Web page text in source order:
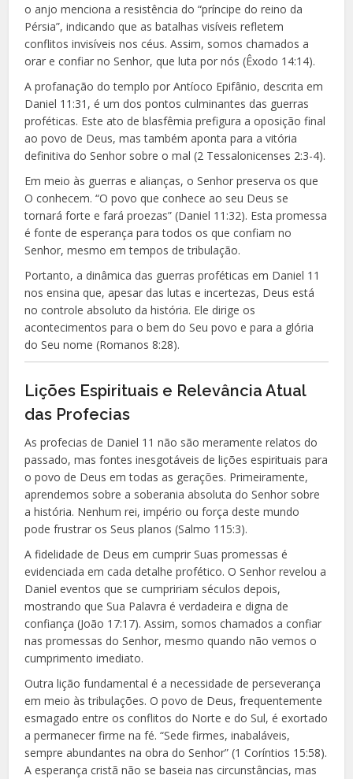
o anjo menciona a resistência do “príncipe do reino da
Pérsia”, indicando que as batalhas visíveis refletem
conflitos invisíveis nos céus. Assim, somos chamados a
orar e confiar no Senhor, que luta por nós (Êxodo 14:14).
A profanação do templo por Antíoco Epifânio, descrita em
Daniel 11:31, é um dos pontos culminantes das guerras
proféticas. Este ato de blasfêmia prefigura a oposição final
ao povo de Deus, mas também aponta para a vitória
definitiva do Senhor sobre o mal (2 Tessalonicenses 2:3-4).
Em meio às guerras e alianças, o Senhor preserva os que
O conhecem. “O povo que conhece ao seu Deus se
tornará forte e fará proezas” (Daniel 11:32). Esta promessa
é fonte de esperança para todos os que confiam no
Senhor, mesmo em tempos de tribulação.
Portanto, a dinâmica das guerras proféticas em Daniel 11
nos ensina que, apesar das lutas e incertezas, Deus está
no controle absoluto da história. Ele dirige os
acontecimentos para o bem do Seu povo e para a glória
do Seu nome (Romanos 8:28).
Lições Espirituais e Relevância Atual
das Profecias
As profecias de Daniel 11 não são meramente relatos do
passado, mas fontes inesgotáveis de lições espirituais para
o povo de Deus em todas as gerações. Primeiramente,
aprendemos sobre a soberania absoluta do Senhor sobre
a história. Nenhum rei, império ou força deste mundo
pode frustrar os Seus planos (Salmo 115:3).
A fidelidade de Deus em cumprir Suas promessas é
evidenciada em cada detalhe profético. O Senhor revelou a
Daniel eventos que se cumpririam séculos depois,
mostrando que Sua Palavra é verdadeira e digna de
confiança (João 17:17). Assim, somos chamados a confiar
nas promessas do Senhor, mesmo quando não vemos o
cumprimento imediato.
Outra lição fundamental é a necessidade de perseverança
em meio às tribulações. O povo de Deus, frequentemente
esmagado entre os conflitos do Norte e do Sul, é exortado
a permanecer firme na fé. “Sede firmes, inabaláveis,
sempre abundantes na obra do Senhor” (1 Coríntios 15:58).
A esperança cristã não se baseia nas circunstâncias, mas